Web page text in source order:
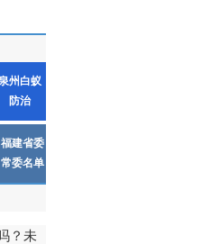
州白蚁
防治
福建省委
常委名单
？未